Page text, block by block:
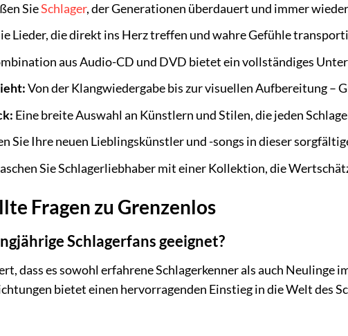
SieSchlager, der Generationen überdauert und immer
Lieder, die direkt ins Herz treffen und wahre Gefühle
aus Audio-CD und DVD bietet ein vollständiges
Von der Klangwiedergabe bis zur visuellen Aufbereitung –
Eine breite Auswahl an Künstlern und Stilen, die jeden
Sie Ihre neuen Lieblingskünstler und -songs in dieser
Sie Schlagerliebhaber mit einer Kollektion, die
Fragen zu Grenzenlos
Schlagerfans geeignet?
dass es sowohl erfahrene Schlagerkenner als auch Neulinge
bietet einen hervorragenden Einstieg in die Welt des